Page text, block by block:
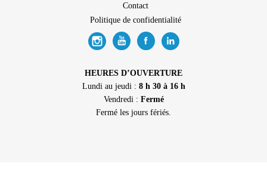
Contact
Politique de confidentialité
HEURES D’OUVERTURE
Lundi au jeudi : 8 h 30 à 16 h
Vendredi : Fermé
Fermé les jours fériés.